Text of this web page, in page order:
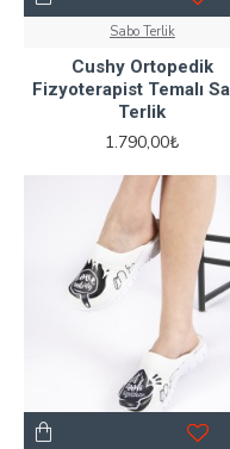
Sabo Terlik
Cushy Ortopedik
Fizyoterapist Temalı
Terlik
1.790,00₺